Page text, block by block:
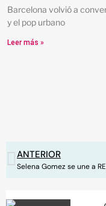
Barcelona volvió a
y el pop urbano
Leer más »
ANTERIOR